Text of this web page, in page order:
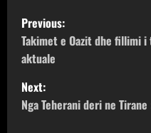
P
o
s
t
Previous:
Takimet e Oazit dhe fillimi
aktuale
Next:
Nga Teherani deri ne